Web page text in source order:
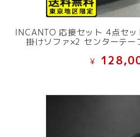
INCANTO 応接セット 4点セ
掛けソファ×2 センターテ
¥